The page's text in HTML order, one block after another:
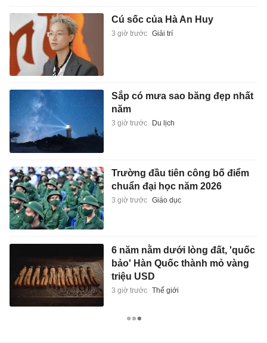
Cú sốc của Hà An Huy
3 giờ trước Giải trí
Sắp có mưa sao băng đẹp nhất
năm
3 giờ trước Du lịch
Trường đầu tiên công bố điểm
chuẩn đại học năm 2026
3 giờ trước Giáo dục
6 năm nằm dưới lòng đất, 'quốc
bảo' Hàn Quốc thành mỏ vàng
triệu USD
3 giờ trước Thế giới